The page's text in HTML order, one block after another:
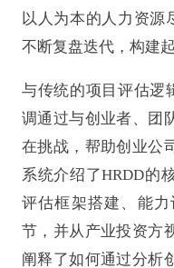
以人为本的人力资源
不断复盘迭代，构建
与传统的项目评估逻
调通过与创业者、团
在挑战，帮助创业公
系统介绍了HRDD的
评估框架搭建、能
节，并从产业投资方
阐释了如何通过分析